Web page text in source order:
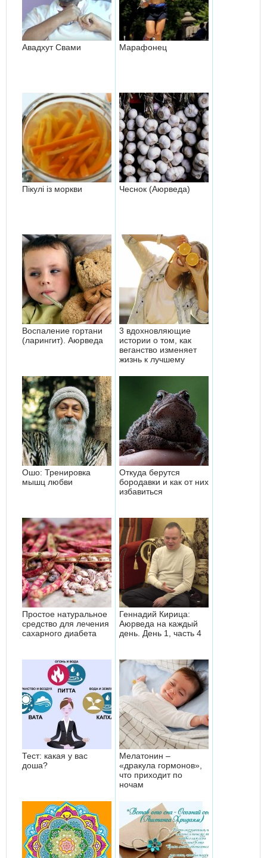
Авадхут Свами Марафонец
Пікулі із моркви Чеснок (Аюрведа)
Воспаление гортани
(ларингит). Аюрведа
3 вдохновляющие
истории о том, как
веганство изменяет
жизнь к лучшему
Ошо: Тренировка
мышц любви
Откуда берутся
бородавки и как от них
избавиться
Простое натуральное
средство для лечения
сахарного диабета
Геннадий Кирица:
Аюрведа на каждый
день. День 1, часть 4
Тест: какая у вас
доша?
Мелатонин –
«дракула гормонов»,
что приходит по
ночам